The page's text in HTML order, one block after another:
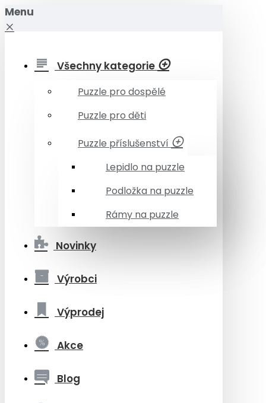
Menu
Všechny kategorie
Puzzle pro dospělé
Puzzle pro děti
Puzzle příslušenství
Lepidlo na puzzle
Podložka na puzzle
Rámy na puzzle
Novinky
Výrobci
Výprodej
Akce
Blog